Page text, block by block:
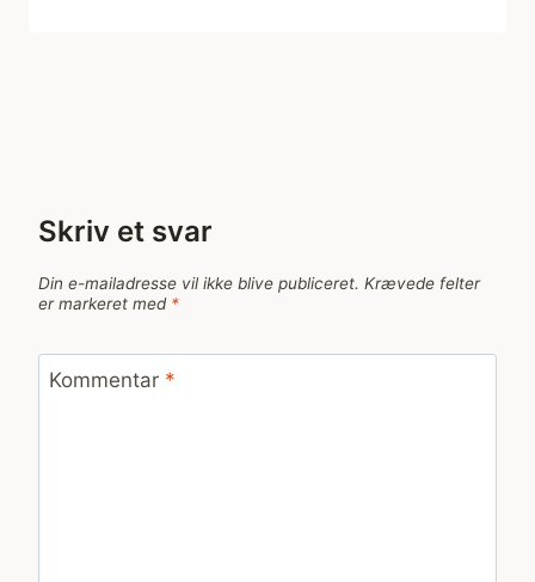
Skriv et svar
Din e-mailadresse vil ikke blive publiceret. Krævede felter
er markeret med *
Kommentar *